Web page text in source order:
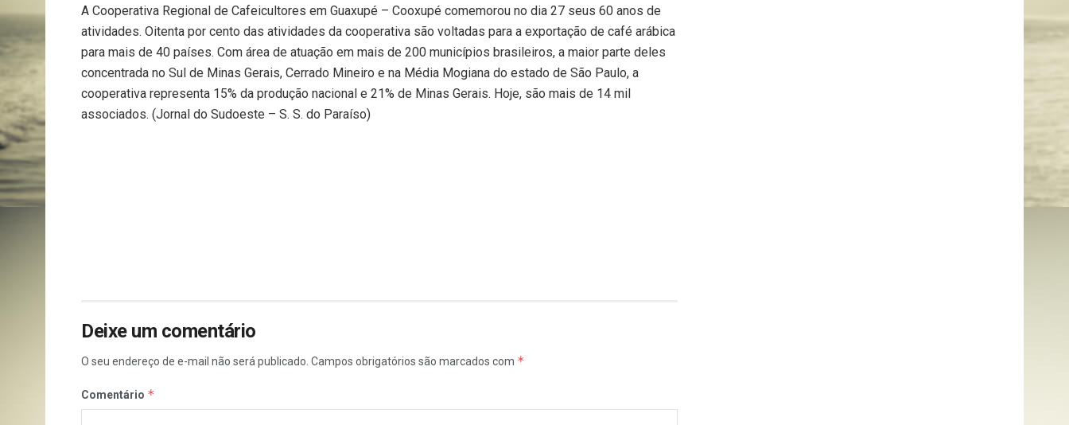
A Cooperativa Regional de Cafeicultores em Guaxupé – Cooxupé comemorou no dia 27 seus 60 anos de
atividades. Oitenta por cento das atividades da cooperativa são voltadas para a exportação de café arábica
para mais de 40 países. Com área de atuação em mais de 200 municípios brasileiros, a maior parte deles
concentrada no Sul de Minas Gerais, Cerrado Mineiro e na Média Mogiana do estado de São Paulo, a
cooperativa representa 15% da produção nacional e 21% de Minas Gerais. Hoje, são mais de 14 mil
associados. (Jornal do Sudoeste – S. S. do Paraíso)
Deixe um comentário
O seu endereço de e-mail não será publicado. Campos obrigatórios são marcados com *
Comentário *